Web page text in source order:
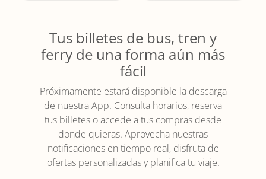
Tus billetes de bus, tren y
ferry de una forma aún más
fácil
Próximamente estará disponible la descarga
de nuestra App. Consulta horarios, reserva
tus billetes o accede a tus compras desde
donde quieras. Aprovecha nuestras
notificaciones en tiempo real, disfruta de
ofertas personalizadas y planifica tu viaje.